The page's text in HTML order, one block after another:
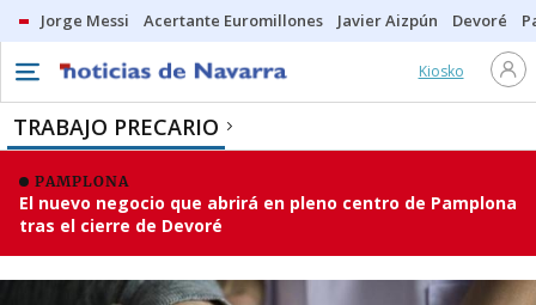
Jorge Messi Acertante Euromillones Javier Aizpún Devoré
Kiosko
TRABAJO PRECARIO
PAMPLONA
El nuevo negocio que abrirá en pleno centro de Pamplona
tras el cierre de Devoré